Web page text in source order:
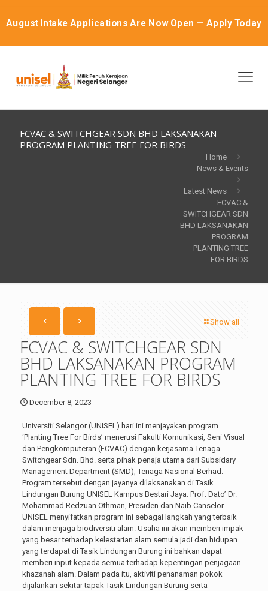
August Intake Applications Are Now Open — Apply Today
FCVAC & SWITCHGEAR SDN BHD LAKSANAKAN
PROGRAM PLANTING TREE FOR BIRDS
Home
News & Events
Latest News
FCVAC &
SWITCHGEAR SDN
BHD LAKSANAKAN
PROGRAM
PLANTING TREE
FOR BIRDS
Show all
FCVAC & SWITCHGEAR SDN
BHD LAKSANAKAN PROGRAM
PLANTING TREE FOR BIRDS
December 8, 2023
Universiti Selangor (UNISEL) hari ini menjayakan program
‘Planting Tree For Birds’ menerusi Fakulti Komunikasi, Seni Visual
dan Pengkomputeran (FCVAC) dengan kerjasama Tenaga
Switchgear Sdn. Bhd. serta pihak penaja utama dari Subsidary
Management Department (SMD), Tenaga Nasional Berhad.
Program tersebut dengan jayanya dilaksanakan di Tasik
Lindungan Burung UNISEL Kampus Bestari Jaya. Prof. Dato’ Dr.
Mohammad Redzuan Othman, Presiden dan Naib Canselor
UNISEL menyifatkan program ini sebagai langkah yang terbaik
dalam menjaga biodiversiti alam. Usaha ini akan memberi impak
yang besar terhadap kelestarian alam semula jadi dan hidupan
yang terdapat di Tasik Lindungan Burung ini bahkan dapat
memberi input kepada semua terhadap kepentingan penjagaan
khazanah alam. Dalam pada itu, aktiviti penanaman pokok
dijalankan sekitar tapak Tasik Lindungan Burung serta